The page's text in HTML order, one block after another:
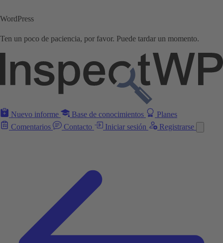
WordPress
Ten un poco de paciencia, por favor. Puede tardar un momento.
Nuevo informe Base de conocimientos
Planes
Comentarios
Contacto Iniciar sesión Registrarse